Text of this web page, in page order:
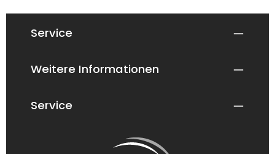
Service
Weitere Informationen
Service